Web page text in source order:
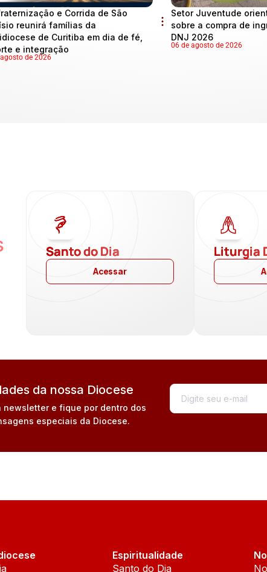
e Corrida de São
reunirá famílias da
de Curitiba em dia de fé,
e integração
de 2026
Setor Juventude
sobre a compra de
DNJ 2026
06 de agosto de 2026
Santo do Dia
Acessar
Liturgia
da nossa Diocese
newsletter e fique por dentro dos
especiais da Diocese.
Espiritualidade
Santo do Dia